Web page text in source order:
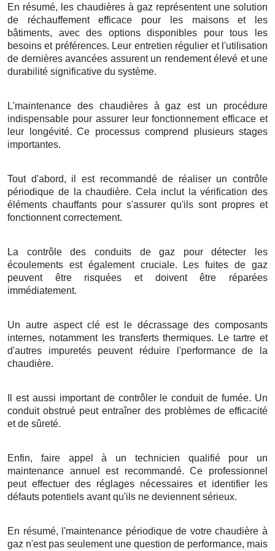
En résumé, les chaudières à gaz représentent une solution
de réchauffement efficace pour les maisons et les
bâtiments, avec des options disponibles pour tous les
besoins et préférences. Leur entretien régulier et l'utilisation
de dernières avancées assurent un rendement élevé et une
durabilité significative du système.
L'maintenance des chaudières à gaz est un procédure
indispensable pour assurer leur fonctionnement efficace et
leur longévité. Ce processus comprend plusieurs stages
importantes.
Tout d'abord, il est recommandé de réaliser un contrôle
périodique de la chaudière. Cela inclut la vérification des
éléments chauffants pour s'assurer qu'ils sont propres et
fonctionnent correctement.
La contrôle des conduits de gaz pour détecter les
écoulements est également cruciale. Les fuites de gaz
peuvent être risquées et doivent être réparées
immédiatement.
Un autre aspect clé est le décrassage des composants
internes, notamment les transferts thermiques. Le tartre et
d'autres impuretés peuvent réduire l'performance de la
chaudière.
Il est aussi important de contrôler le conduit de fumée. Un
conduit obstrué peut entraîner des problèmes de efficacité
et de sûreté.
Enfin, faire appel à un technicien qualifié pour un
maintenance annuel est recommandé. Ce professionnel
peut effectuer des réglages nécessaires et identifier les
défauts potentiels avant qu'ils ne deviennent sérieux.
En résumé, l'maintenance périodique de votre chaudière à
gaz n'est pas seulement une question de performance, mais